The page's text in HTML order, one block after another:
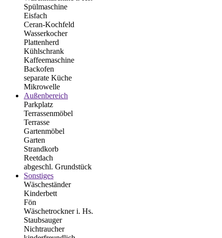
Spülmaschine
Eisfach
Ceran-Kochfeld
Wasserkocher
Plattenherd
Kühlschrank
Kaffeemaschine
Backofen
separate Küche
Mikrowelle
Außenbereich
Parkplatz
Terrassenmöbel
Terrasse
Gartenmöbel
Garten
Strandkorb
Reetdach
abgeschl. Grundstück
Sonstiges
Wäscheständer
Kinderbett
Fön
Wäschetrockner i. Hs.
Staubsauger
Nichtraucher